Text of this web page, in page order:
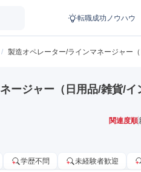
転職成功ノウハウ
/ 製造オペレーター/ラインマネージャー（
ージャー（日用品/雑貨/イ
関連度順
学歴不問 未経験者歓迎